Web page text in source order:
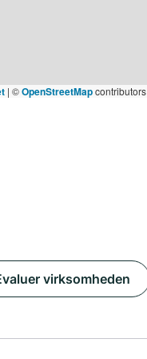
| ©OpenStreetMapcontributors
virksomheden